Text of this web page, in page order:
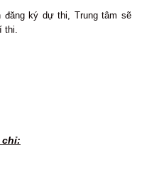
ký dự thi, Trung tâm sẽ
thi.
chỉ: